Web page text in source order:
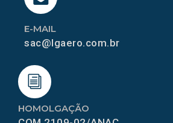
HOMOLGAÇÃO
E-MAIL
sac@lgaero.com.br